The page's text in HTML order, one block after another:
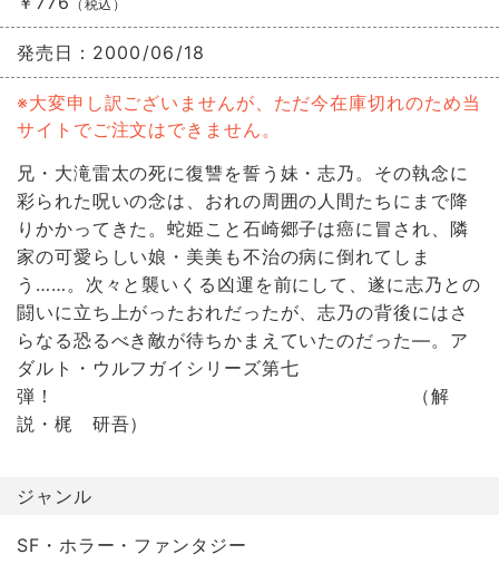
（税込）
発売日： 2000/06/18
※大変申し訳ございませんが、ただ今在庫切れのため当
サイトでご注文はできません。
兄・大滝雷太の死に復讐を誓う妹・志乃。その執念に
彩られた呪いの念は、おれの周囲の人間たちにまで降
りかかってきた。蛇姫こと石崎郷子は癌に冒され、隣
家の可愛らしい娘・美美も不治の病に倒れてしま
う……。次々と襲いくる凶運を前にして、遂に志乃との
闘いに立ち上がったおれだったが、志乃の背後にはさ
らなる恐るべき敵が待ちかまえていたのだった―。ア
ダルト・ウルフガイシリーズ第七
弾！ （解
説・梶 研吾）
ジャンル
SF・ホラー・ファンタジー